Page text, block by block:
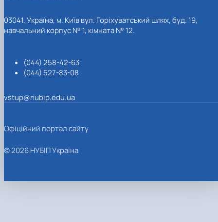
03041, Україна, м. Київ вул. Горіхуватський шлях, буд. 19,
навчальний корпус № 1, кімната № 12.
(044) 258-42-63
(044) 527-83-08
vstup@nubip.edu.ua
Офіційний портал сайту
© 2026 НУБІП Україна